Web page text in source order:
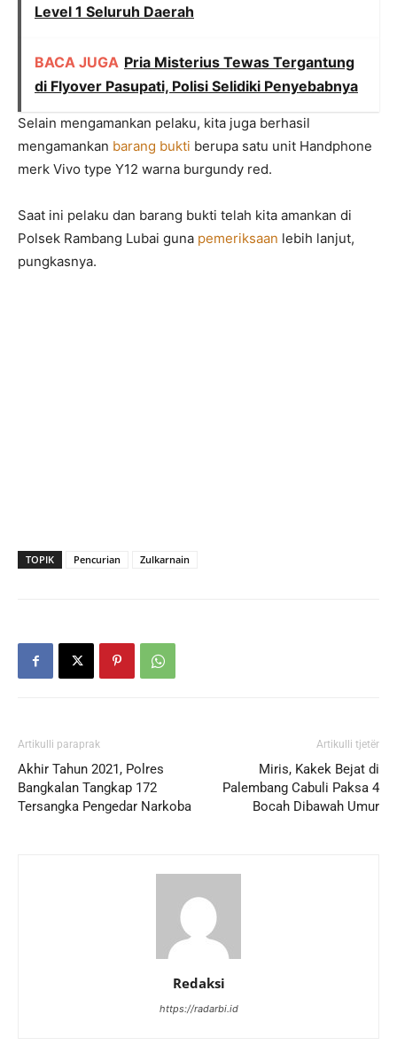
Level 1 Seluruh Daerah
BACA JUGA Pria Misterius Tewas Tergantung
di Flyover Pasupati, Polisi Selidiki Penyebabnya
Selain mengamankan pelaku, kita juga berhasil
mengamankan barang bukti berupa satu unit Handphone
merk Vivo type Y12 warna burgundy red.
Saat ini pelaku dan barang bukti telah kita amankan di
Polsek Rambang Lubai guna pemeriksaan lebih lanjut,
pungkasnya.
TOPIK Pencurian Zulkarnain
Artikulli paraprak
Akhir Tahun 2021, Polres
Bangkalan Tangkap 172
Tersangka Pengedar Narkoba
Artikulli tjetër
Miris, Kakek Bejat di
Palembang Cabuli Paksa 4
Bocah Dibawah Umur
Redaksi
https://radarbi.id